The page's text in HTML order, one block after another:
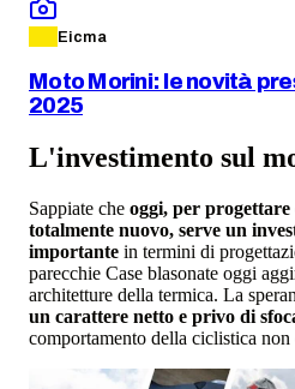
Eicma
Moto Morini: le novità
2025
L'investimento sul
Sappiate che oggi, per progettare
totalmente nuovo, serve un
importante in termini di
parecchie Case blasonate oggi
architetture della termica. La
un carattere netto e privo di
comportamento della ciclistica non